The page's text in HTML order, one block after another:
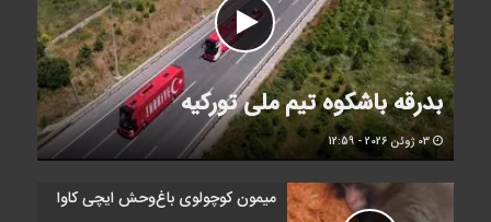
بدرقه باشکوه‌ تیم ملی تورکیه
میمون کوچولوی باغ‌وحش ایچی کاوا